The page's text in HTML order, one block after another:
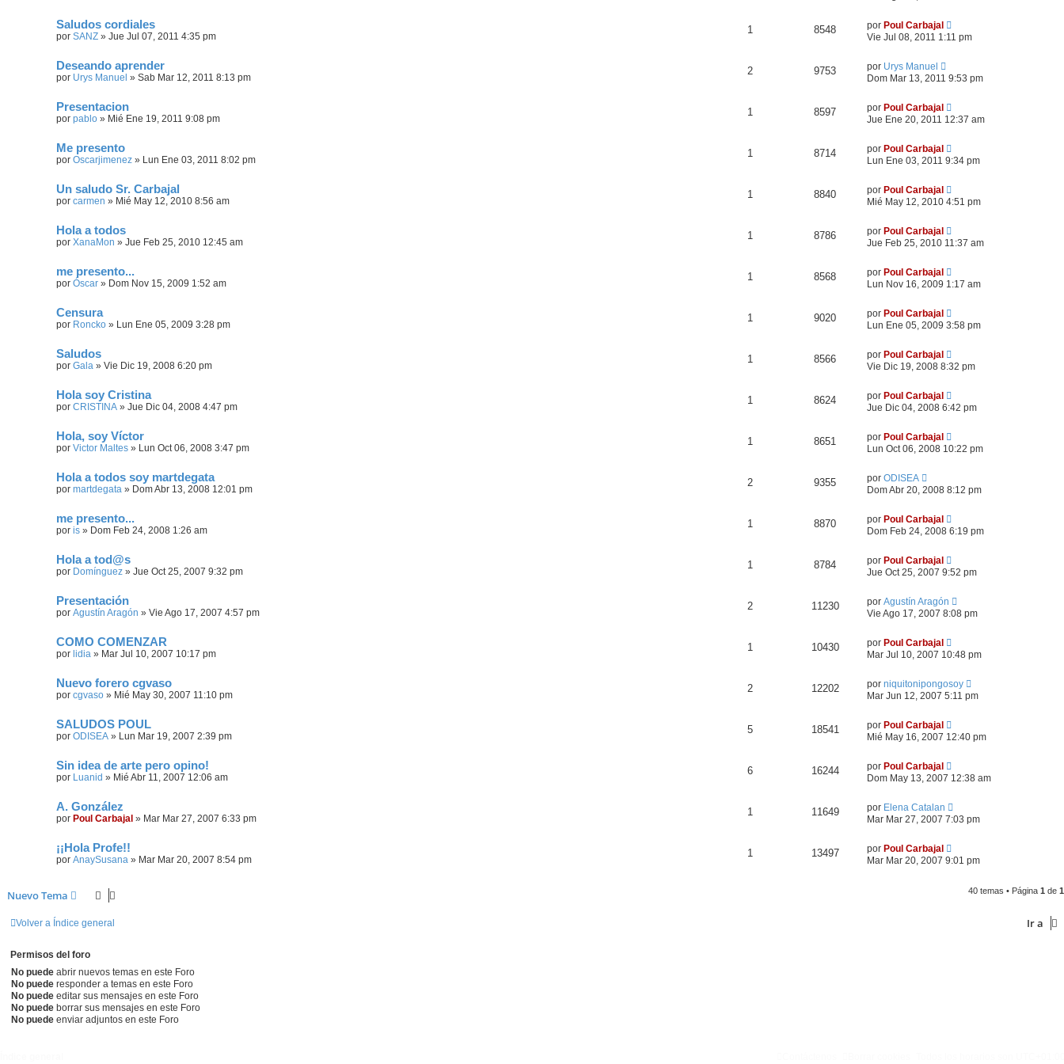
Saludos cordiales
por SANZ » Jue Jul 07, 2011 4:35 pm
1 8548 por Poul Carbajal
Vie Jul 08, 2011 1:11 pm
Deseando aprender
por Urys Manuel » Sab Mar 12, 2011 8:13 pm
2 9753 por Urys Manuel
Dom Mar 13, 2011 9:53 pm
Presentacion
por pablo » Mié Ene 19, 2011 9:08 pm
1 8597 por Poul Carbajal
Jue Ene 20, 2011 12:37 am
Me presento
por Oscarjimenez » Lun Ene 03, 2011 8:02 pm
1 8714 por Poul Carbajal
Lun Ene 03, 2011 9:34 pm
Un saludo Sr. Carbajal
por carmen » Mié May 12, 2010 8:56 am
1 8840 por Poul Carbajal
Mié May 12, 2010 4:51 pm
Hola a todos
por XanaMon » Jue Feb 25, 2010 12:45 am
1 8786 por Poul Carbajal
Jue Feb 25, 2010 11:37 am
me presento...
por Óscar » Dom Nov 15, 2009 1:52 am
1 8568 por Poul Carbajal
Lun Nov 16, 2009 1:17 am
Censura
por Roncko » Lun Ene 05, 2009 3:28 pm
1 9020 por Poul Carbajal
Lun Ene 05, 2009 3:58 pm
Saludos
por Gala » Vie Dic 19, 2008 6:20 pm
1 8566 por Poul Carbajal
Vie Dic 19, 2008 8:32 pm
Hola soy Cristina
por CRISTINA » Jue Dic 04, 2008 4:47 pm
1 8624 por Poul Carbajal
Jue Dic 04, 2008 6:42 pm
Hola, soy Víctor
por Victor Maltes » Lun Oct 06, 2008 3:47 pm
1 8651 por Poul Carbajal
Lun Oct 06, 2008 10:22 pm
Hola a todos soy martdegata
por martdegata » Dom Abr 13, 2008 12:01 pm
2 9355 por ODISEA
Dom Abr 20, 2008 8:12 pm
me presento...
por is » Dom Feb 24, 2008 1:26 am
1 8870 por Poul Carbajal
Dom Feb 24, 2008 6:19 pm
Hola a tod@s
por Domínguez » Jue Oct 25, 2007 9:32 pm
1 8784 por Poul Carbajal
Jue Oct 25, 2007 9:52 pm
Presentación
por Agustín Aragón » Vie Ago 17, 2007 4:57 pm
2 11230 por Agustín Aragón
Vie Ago 17, 2007 8:08 pm
COMO COMENZAR
por lidia » Mar Jul 10, 2007 10:17 pm
1 10430 por Poul Carbajal
Mar Jul 10, 2007 10:48 pm
Nuevo forero cgvaso
por cgvaso » Mié May 30, 2007 11:10 pm
2 12202 por niquitonipongosoy
Mar Jun 12, 2007 5:11 pm
SALUDOS POUL
por ODISEA » Lun Mar 19, 2007 2:39 pm
5 18541 por Poul Carbajal
Mié May 16, 2007 12:40 pm
Sin idea de arte pero opino!
por Luanid » Mié Abr 11, 2007 12:06 am
6 16244 por Poul Carbajal
Dom May 13, 2007 12:38 am
A. González
por Poul Carbajal » Mar Mar 27, 2007 6:33 pm
1 11649 por Elena Catalan
Mar Mar 27, 2007 7:03 pm
¡¡Hola Profe!!
por AnaySusana » Mar Mar 20, 2007 8:54 pm
1 13497 por Poul Carbajal
Mar Mar 20, 2007 9:01 pm
Nuevo Tema 40 temas • Página 1 de 1
Volver a Índice general Ir a
Permisos del foro
No puede abrir nuevos temas en este Foro
No puede responder a temas en este Foro
No puede editar sus mensajes en este Foro
No puede borrar sus mensajes en este Foro
No puede enviar adjuntos en este Foro